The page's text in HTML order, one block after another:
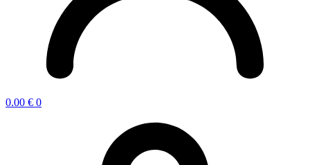
0.00 € 0